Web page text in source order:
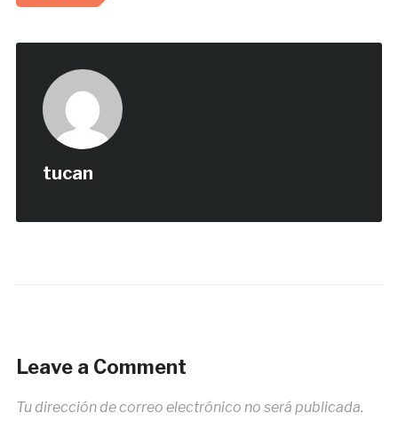
tucan
Leave a Comment
Tu dirección de correo electrónico no será publicada.